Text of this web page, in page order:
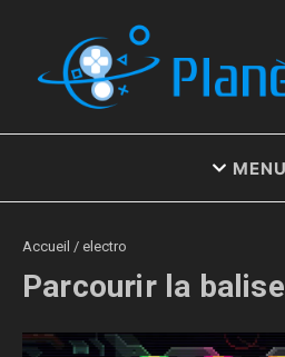
MENU
Accueil / electro
Parcourir la